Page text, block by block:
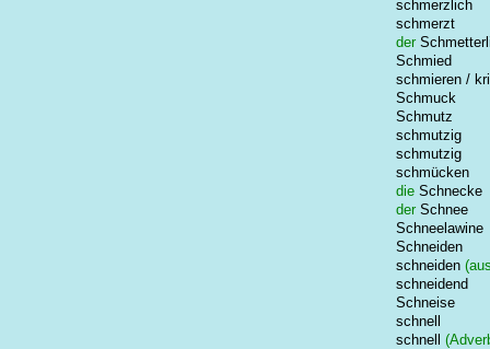
schmerzlich
schmerzt
der
Schmied
schmieren /
Schmuck
Schmutz
schmutzig
schmutzig
schmücken
die Schnecke
der Schnee
Schneelawine
Schneiden
schneiden
schneidend
Schneise
schnell
schnell